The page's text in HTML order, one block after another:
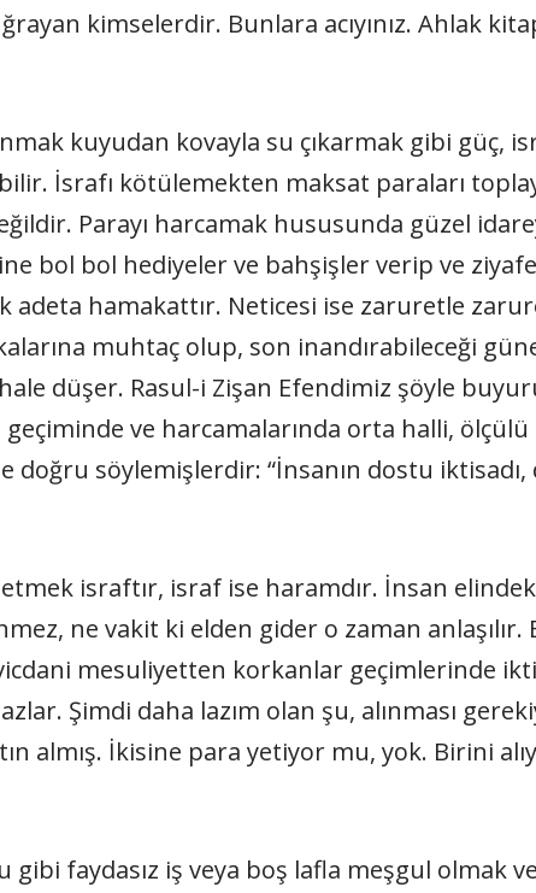
kimselerdir. Bunlara acıyınız. Ahlak
kuyudan kovayla su çıkarmak gibi güç,
İsrafı kötülemekten maksat paraları
Parayı harcamak hususunda güzel
bol bol hediyeler ve bahşişler verip ve
adeta hamakattır. Neticesi ise zaruretle
muhtaç olup, son inandırabileceği
düşer. Rasul-i Zişan Efendimiz şöyle
ve harcamalarında orta halli, ölçülü
söylemişlerdir: “İnsanın dostu iktisadı,
etmek israftır, israf ise haramdır. İnsan
ne vakit ki elden gider o zaman anlaşılır.
mesuliyetten korkanlar geçimlerinde
Şimdi daha lazım olan şu, alınması
almış. İkisine para yetiyor mu, yok. Birini
faydasız iş veya boş lafla meşgul olmak